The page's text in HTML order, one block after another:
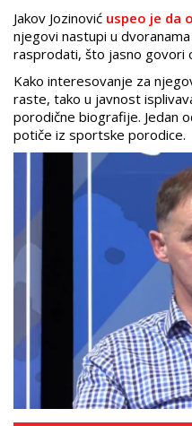
Jakov Jozinović uspeo je da
njegovi nastupi u
rasprodati, što jasno govori
Kako interesovanje za
raste, tako u javnost
porodične biografije. Jedan
potiče iz sportske porodice.